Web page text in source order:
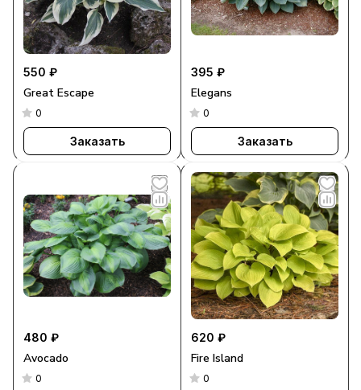
550 ₽
Great Escape
0
Заказать
395 ₽
Elegans
0
Заказать
480 ₽
Avocado
0
620 ₽
Fire Island
0